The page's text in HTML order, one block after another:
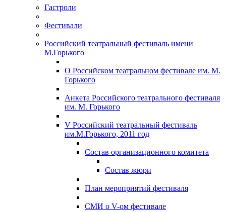
Гастроли
Фестивали
Российский театральный фестиваль имени
М.Горького
О Российском театральном фестивале им. М.
Горького
Анкета Российского театрального фестиваля
им. М. Горького
V Российский театральный фестиваль
им.М.Горького, 2011 год
Состав организационного комитета
Состав жюри
План мероприятий фестиваля
СМИ о V-ом фестивале